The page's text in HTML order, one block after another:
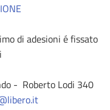
di adesioni é fissato
-  Roberto Lodi 340